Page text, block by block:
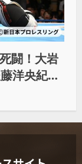
闘！大岩
洋央紀か
4勝目」